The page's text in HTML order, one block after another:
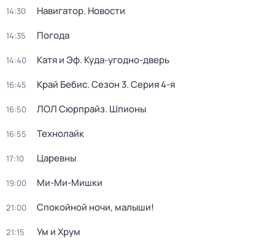
14:30 Навигатор. Новости
14:35 Погода
14:40 Катя и Эф. Куда-угодно-дверь
16:45 Край Бебис. Сезон 3. Серия 4-я
16:50 ЛОЛ Сюрпрайз. Шпионы
16:55 Технолайк
17:10 Царевны
19:00 Ми-Ми-Мишки
21:00 Спокойной ночи, малыши!
21:15 Ум и Хрум